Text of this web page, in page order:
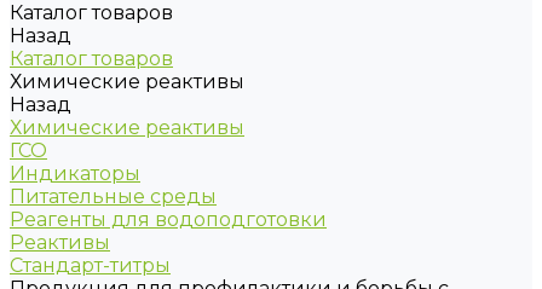
Каталог товаров
Назад
Каталог товаров
Химические реактивы
Назад
Химические реактивы
ГСО
Индикаторы
Питательные среды
Реагенты для водоподготовки
Реактивы
Стандарт-титры